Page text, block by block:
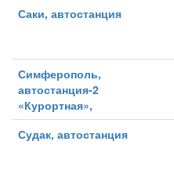
Саки, автостанция
Симферополь,
автостанция-2
«Курортная»,
Судак, автостанция